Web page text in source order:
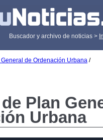
Buscador y archivo de noticias >
General de Ordenación Urbana /
Plan
Urbana